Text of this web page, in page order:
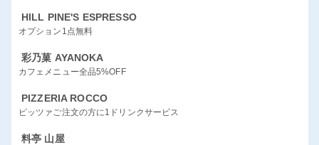
HILL PINE'S ESPRESSO
オプション1点無料
彩乃菓 AYANOKA
カフェメニュー全品5%OFF
PIZZERIA ROCCO
ピッツァご注文の方に1ドリンクサービス
料亭 山屋